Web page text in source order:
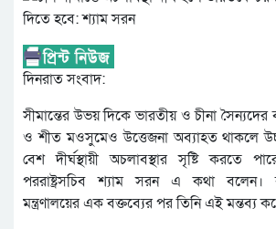
দিনরাত সংবাদ:
সীমান্তের উভয় দিকে ভারতীয় ও চীনা
ও শীত মওসুমেও উত্তেজনা অব্যাহত থাকলে
বেশ দীর্ঘস্থায়ী অচলাবস্থার সৃষ্টি করতে
পররাষ্ট্রসচিব শ্যাম সরন এ কথা বলেন।
মন্ত্রণালয়ের এক বক্তব্যের পর তিনি এই মন্তব্য